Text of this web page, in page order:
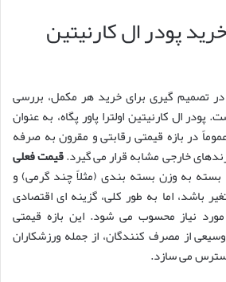
پودر ال کارنیتین
در تصمیم گیری برای خرید هر مکمل، بررسی
پودر ال کارنیتین اولترا پاور پگاه، به عنوان
در بازه قیمتی رقابتی و مقرون به صرفه
خارجی مشابه قرار می گیرد.قیمت فعلی
بسته به وزن بسته بندی (مثلاً چند گرمی) و
باشد، اما به طور کلی، گزینه ای اقتصادی
مورد نیاز محسوب می شود. این بازه قیمتی
از مصرف کنندگان، از جمله ورزشکاران
می سازد.